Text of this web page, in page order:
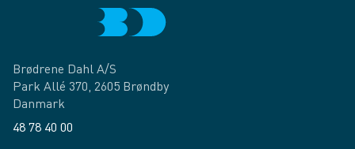
Brødrene Dahl A/S
Park Allé 370, 2605 Brøndby
Danmark
48 78 40 00